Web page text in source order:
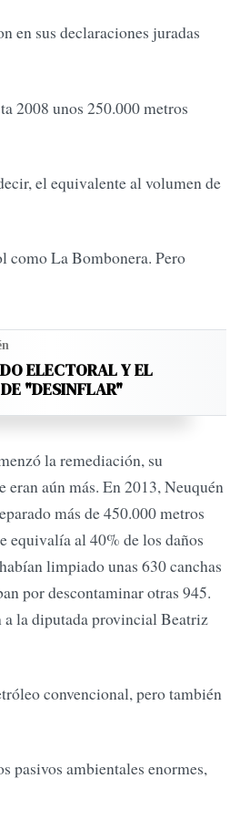
en sus declaraciones juradas
2008 unos 250.000 metros
el equivalente al volumen de
como La Bombonera. Pero
ELECTORAL Y EL
"DESINFLAR"
la remediación, su
eran aún más. En 2013, Neuquén
más de 450.000 metros
equivalía al 40% de los daños
limpiado unas 630 canchas
por descontaminar otras 945.
a la diputada provincial Beatriz
convencional, pero también
pasivos ambientales enormes,